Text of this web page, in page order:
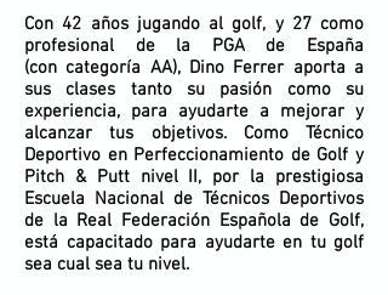
Con 42 años jugando al golf, y 27 como
profesional de la PGA de España
(con categoría AA), Dino Ferrer aporta a
sus clases tanto su pasión como su
experiencia, para ayudarte a mejorar y
alcanzar tus objetivos. Como Técnico
Deportivo en Perfeccionamiento de Golf y
Pitch & Putt nivel II, por la prestigiosa
Escuela Nacional de Técnicos Deportivos
de la Real Federación Española de Golf,
está capacitado para ayudarte en tu golf
sea cual sea tu nivel.